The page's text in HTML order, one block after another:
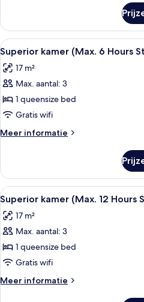
laden
Twin
Room
(6
Hours)
Alle
foto's
voor
Superior
kamer
(Max.
6
Hours
laden
7
Superior kamer (Max. 6 Hours
17 m²
Max. aantal: 3
1 queensize bed
Gratis wifi
Meer informatie
Meer
kamer
(Max.
6
Hours
Stay)
Alle
foto's
voor
Superior
kamer
(Max.
12
Hours
7
Superior kamer (Max. 12 Hours
17 m²
Max. aantal: 3
1 queensize bed
Gratis wifi
Meer informatie
Meer